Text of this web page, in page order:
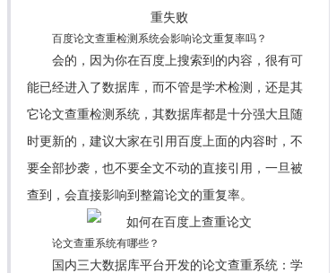
百度论文查重检测系统会影响论文重复率吗？
会的，因为你在百度上搜索到的内容，很有可
能已经进入了数据库，而不管是学术检测，还是其
它论文查重检测系统，其数据库都是十分强大且随
时更新的，建议大家在引用百度上面的内容时，不
要全部抄袭，也不要全文不动的直接引用，一旦被
查到，会直接影响到整篇论文的重复率。
论文查重系统有哪些？
国内三大数据库平台开发的论文查重系统：学